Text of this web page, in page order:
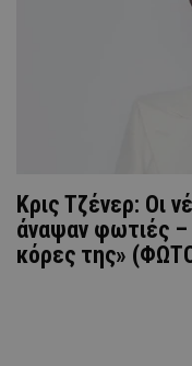
Κρις Τζένερ: Οι
άναψαν φωτιές –
κόρες της»